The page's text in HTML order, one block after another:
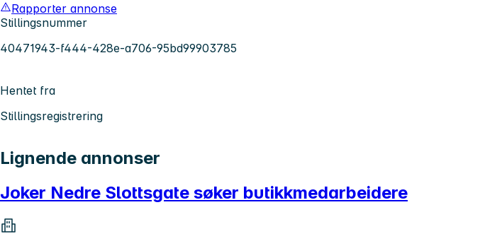
Rapporter annonse
Stillingsnummer
40471943-f444-428e-a706-95bd99903785
Hentet fra
Stillingsregistrering
Lignende annonser
Joker Nedre Slottsgate søker butikkmedarbeidere